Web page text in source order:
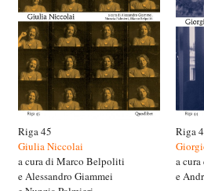
Riga 45
Giulia Niccolai
a cura di Marco Belpoliti
e Alessandro Giammei
Riga
a
e